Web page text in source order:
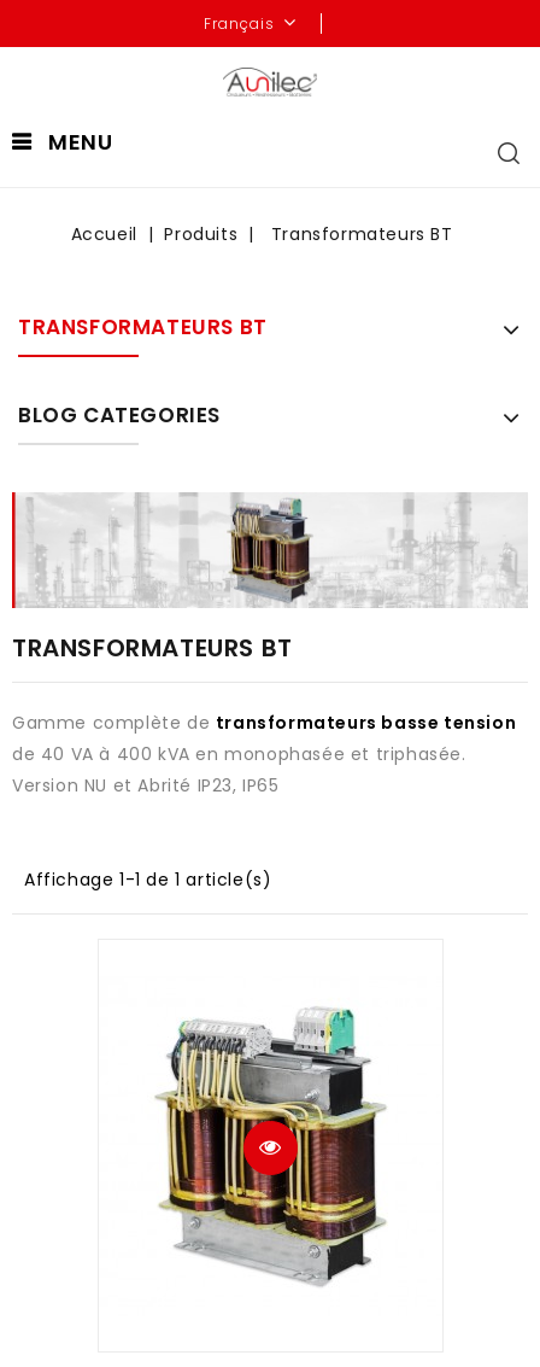
Français
MENU
Accueil Produits Transformateurs BT
TRANSFORMATEURS BT
BLOG CATEGORIES
TRANSFORMATEURS BT
Gamme complète de transformateurs basse tension
de 40 VA à 400 kVA en monophasée et triphasée.
Version NU et Abrité IP23, IP65
Affichage 1-1 de 1 article(s)